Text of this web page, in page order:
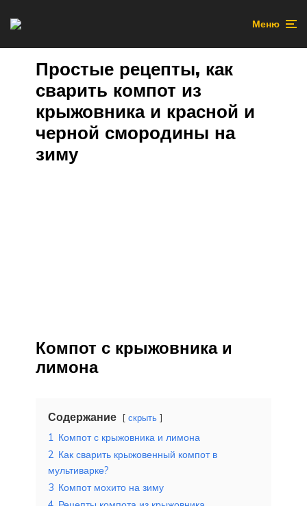
Меню
Простые рецепты, как
сварить компот из
крыжовника и красной и
черной смородины на
зиму
Компот с крыжовника и
лимона
Содержание скрыть
1 Компот с крыжовника и лимона
2 Как сварить крыжовенный компот в
мультиварке?
3 Компот мохито на зиму